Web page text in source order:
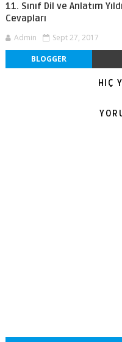
11. Sınıf Dil ve Anlatım
Cevapları
Admin Sept 27, 2017
BLOGGER
HIÇ